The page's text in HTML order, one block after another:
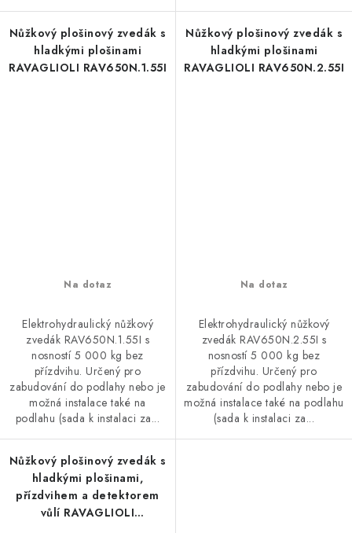
Nůžkový plošinový zvedák s
hladkými plošinami
RAVAGLIOLI RAV650N.1.55I
Na dotaz
Elektrohydraulický nůžkový
zvedák RAV650N.1.55I s
nosností 5 000 kg bez
přízdvihu. Určený pro
zabudování do podlahy nebo je
možná instalace také na
podlahu (sada k instalaci za...
Nůžkový plošinový zvedák s
hladkými plošinami
RAVAGLIOLI RAV650N.2.55I
Na dotaz
Elektrohydraulický nůžkový
zvedák RAV650N.2.55I s
nosností 5 000 kg bez
přízdvihu. Určený pro
zabudování do podlahy nebo je
možná instalace také na podlahu
(sada k instalaci za...
Nůžkový plošinový zvedák s
hladkými plošinami,
přízdvihem a detektorem
vůlí RAVAGLIOLI